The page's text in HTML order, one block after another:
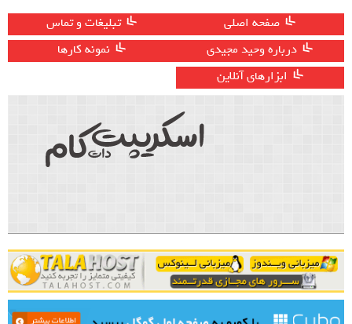
صفحه اصلی
تبلیغات و تماس
درباره وحید مجیدی
نمونه کارها
ابزارهای آنلاین